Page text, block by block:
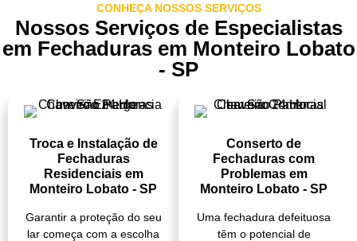
CONHEÇA NOSSOS SERVIÇOS
Nossos Serviços de Especialistas
em Fechaduras em Monteiro Lobato
- SP
Troca e Instalação de
Fechaduras
Residenciais em
Monteiro Lobato - SP
Garantir a proteção do seu
lar começa com a escolha
Conserto de
Fechaduras com
Problemas em
Monteiro Lobato - SP
Uma fechadura defeituosa
têm o potencial de